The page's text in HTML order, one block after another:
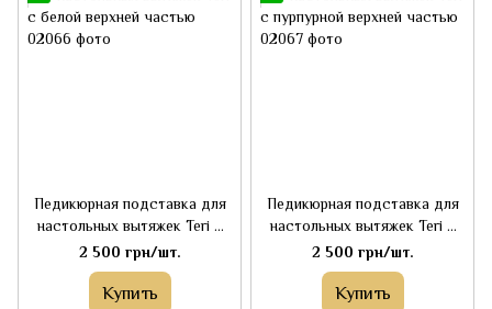
Педикюрная подставка для
настольных вытяжек Teri с
белой верхней частью
2 500 грн/шт.
Купить
Педикюрная подставка для
настольных вытяжек Teri с
пурпурной верхней частью
2 500 грн/шт.
Купить